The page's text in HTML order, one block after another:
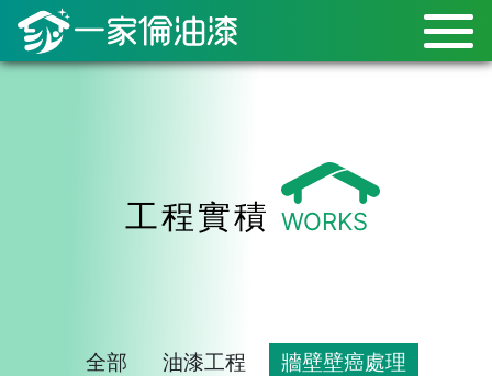
工程實積 WORKS
全部 油漆工程 牆壁壁癌處理